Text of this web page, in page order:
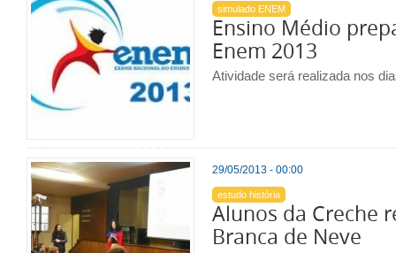
simulado ENEM
Ensino Médio
Enem 2013
Atividade será realizada nos
29/05/2013 - 00:00
estudo história
Alunos da Creche
Branca de Neve